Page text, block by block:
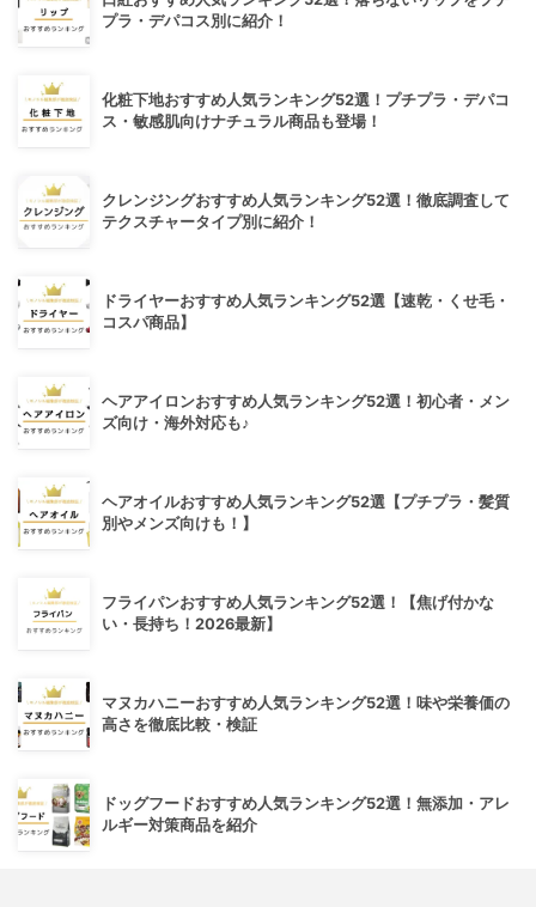
プラ・デパコス別に紹介！
化粧下地おすすめ人気ランキング52選！プチプラ・デパコ
ス・敏感肌向けナチュラル商品も登場！
クレンジングおすすめ人気ランキング52選！徹底調査して
テクスチャータイプ別に紹介！
ドライヤーおすすめ人気ランキング52選【速乾・くせ毛・
コスパ商品】
ヘアアイロンおすすめ人気ランキング52選！初心者・メン
ズ向け・海外対応も♪
ヘアオイルおすすめ人気ランキング52選【プチプラ・髪質
別やメンズ向けも！】
フライパンおすすめ人気ランキング52選！【焦げ付かな
い・長持ち！2026最新】
マヌカハニーおすすめ人気ランキング52選！味や栄養価の
高さを徹底比較・検証
ドッグフードおすすめ人気ランキング52選！無添加・アレ
ルギー対策商品を紹介